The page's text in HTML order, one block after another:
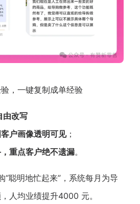
，一键复制成单经验
由改写
户画像透明可见；
重点客户绝不遗漏。
“聪明地忙起来”，系统每月为导
人均业绩提升4000 元。